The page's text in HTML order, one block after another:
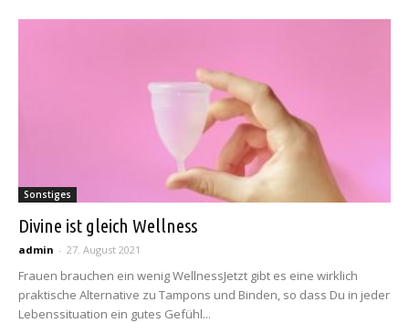
Sonstiges
Divine ist gleich Wellness
admin - 27. August 2021
Frauen brauchen ein wenig WellnessJetzt gibt es eine wirklich
praktische Alternative zu Tampons und Binden, so dass Du in jeder
Lebenssituation ein gutes Gefühl...